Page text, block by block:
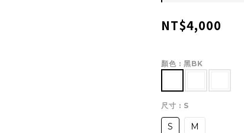
NT$4,000
顏色 : 黑BK
尺寸 : S
S M